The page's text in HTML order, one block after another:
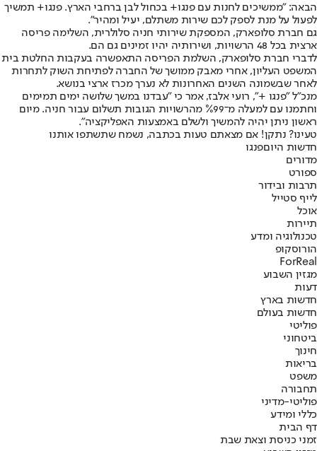
הבאה: "ממשיכים לחנות עם פנגו+ בכחול לבן ברחבי הארץ. פנגו+ תמשיך
לפעול על מנת לספק לכם שירות משתלם, יעיל ומהיר".
גם חברת סלופארק, המספקת שירותי חניה סלולרית, השלימה פריסה
ארצית בכל 48 הרשויות, ושירותיה יהיו זמינים גם הם.
לדברי חברת סלופארק, השלמת הפריסה התאפשרה בעקבות החלטת בית
המשפט העליון, אחרי מאבק ממושך של החברה לפתיחת השוק לתחרות
לאחר שבשמונה השנים האחרונות לא נערך מכרז ארצי בנושא.
מנכ"ל "פנגו +", רועי אלבז, אמר כי "עבדנו במשך שלושה ימים תמימים
וחתמנו עם למעלה מ־%99 מהרשויות הגובות תשלום עבור חניה. מיום
ראשון ניתן יהיה להמשיך ולשלם באמצעות האפליקציה".
טעינו? נתקן! אם מצאתם טעות בכתבה, נשמח שתשתפו אותנו
חדשות היוםפנגו
מדורים
ספורט
תרבות ובידור
לייף סטייל
אוכל
תיירות
טכנולוגיה ומדע
הורוסקופ
ForReal
מגזין השבוע
דעות
חדשות בארץ
חדשות בעולם
פוליטי
ביטחוני
חינוך
בריאות
משפט
תחבורה
פוליטי-מדיני
כללי ומידע
דף הבית
זמני כניסת וצאת שבת